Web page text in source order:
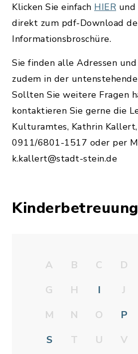
Klicken Sie einfach HIER und
direkt zum pdf-Download
Informationsbroschüre.
Sie finden alle Adressen
zudem in der
Sollten Sie weitere Fragen
kontaktieren Sie gerne die
Kulturamtes, Kathrin
0911/6801-1517 oder per
k.kallert@stadt-stein.de
A B C D
G
H I J
M
N O P
S
T U V